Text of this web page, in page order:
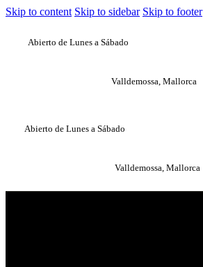
Skip to content Skip to sidebar Skip to footer
Abierto de Lunes a Sábado
Valldemossa, Mallorca
Abierto de Lunes a Sábado
Valldemossa, Mallorca